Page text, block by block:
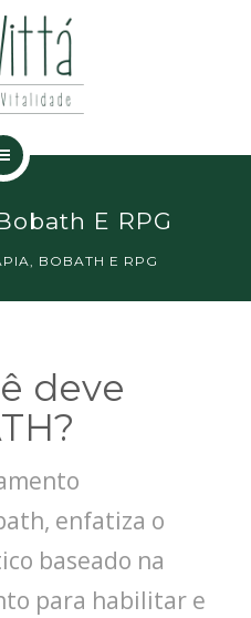
E RPG
BOBATH E RPG
deve
enfatiza o
baseado na
para habilitar e